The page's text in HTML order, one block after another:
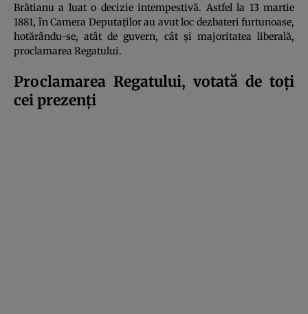
Brătianu a luat o decizie intempestivă. Astfel la 13 martie
1881, în Camera Deputaților au avut loc dezbateri furtunoase,
hotărându-se, atât de guvern, cât și majoritatea liberală,
proclamarea Regatului.
Proclamarea Regatului, votată de toți
cei prezenți